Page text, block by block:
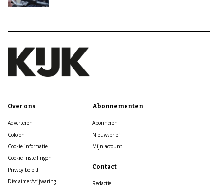
Over ons
Adverteren
Colofon
Cookie informatie
Cookie Instellingen
Privacy beleid
Disclaimer/vrijwaring
Abonnementen
Abonneren
Nieuwsbrief
Mijn account
Contact
Redactie